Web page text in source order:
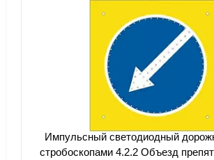
Импульсный cветодиодный
стробоскопами 4.2.2 Объезд